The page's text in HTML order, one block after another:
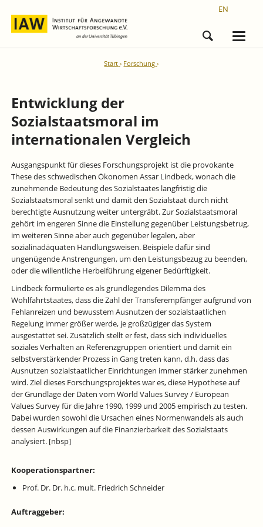
EN
Start Forschung
Entwicklung der
Sozialstaatsmoral im
internationalen Vergleich
Ausgangspunkt für dieses Forschungsprojekt ist die provokante
These des schwedischen Ökonomen Assar Lindbeck, wonach die
zunehmende Bedeutung des Sozialstaates langfristig die
Sozialstaatsmoral senkt und damit den Sozialstaat durch nicht
berechtigte Ausnutzung weiter untergräbt. Zur Sozialstaatsmoral
gehört im engeren Sinne die Einstellung gegenüber Leistungsbetrug,
im weiteren Sinne aber auch gegenüber legalen, aber
sozialinadäquaten Handlungsweisen. Beispiele dafür sind
ungenügende Anstrengungen, um den Leistungsbezug zu beenden,
oder die willentliche Herbeiführung eigener Bedürftigkeit.
Lindbeck formulierte es als grundlegendes Dilemma des
Wohlfahrtstaates, dass die Zahl der Transferempfänger aufgrund von
Fehlanreizen und bewusstem Ausnutzen der sozialstaatlichen
Regelung immer größer werde, je großzügiger das System
ausgestattet sei. Zusätzlich stellt er fest, dass sich individuelles
soziales Verhalten an Referenzgruppen orientiert und damit ein
selbstverstärkender Prozess in Gang treten kann, d.h. dass das
Ausnutzen sozialstaatlicher Einrichtungen immer stärker zunehmen
wird. Ziel dieses Forschungsprojektes war es, diese Hypothese auf
der Grundlage der Daten vom World Values Survey / European
Values Survey für die Jahre 1990, 1999 und 2005 empirisch zu testen.
Dabei wurden sowohl die Ursachen eines Normenwandels als auch
dessen Auswirkungen auf die Finanzierbarkeit des Sozialstaats
analysiert. [nbsp]
Kooperationspartner:
Prof. Dr. Dr. h.c. mult. Friedrich Schneider
Auftraggeber: